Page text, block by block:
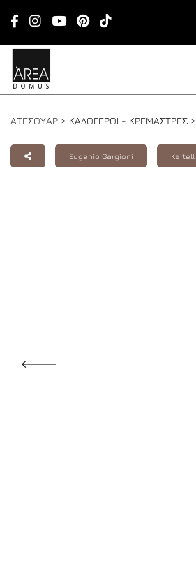
ΑΞΕΣΟΥΑΡ > ΚΑΛΟΓΕΡΟΙ - ΚΡΕΜΑΣΤΡΕΣ >
Eugenio Gargioni Kartell